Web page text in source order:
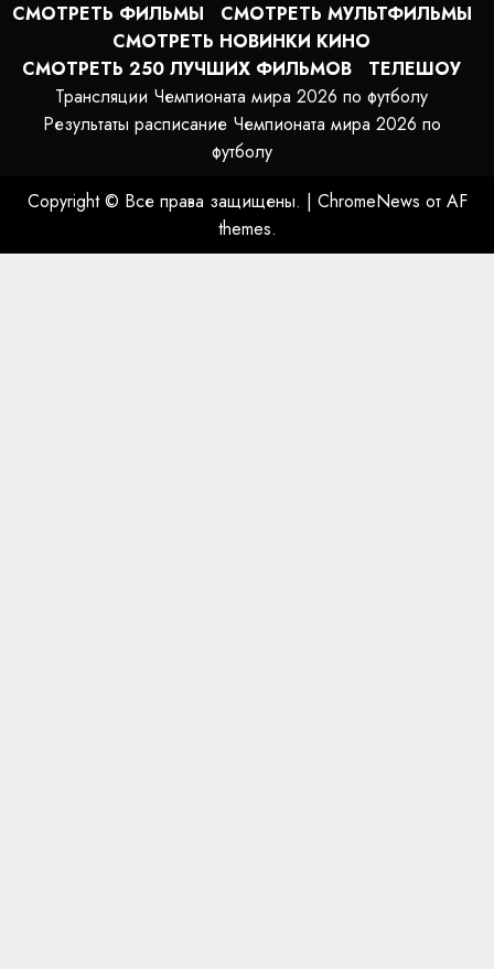
СМОТРЕТЬ ФИЛЬМЫ
СМОТРЕТЬ МУЛЬТФИЛЬМЫ
СМОТРЕТЬ НОВИНКИ КИНО
СМОТРЕТЬ 250 ЛУЧШИХ ФИЛЬМОВ
ТЕЛЕШОУ
Трансляции Чемпионата мира 2026 по футболу
Результаты расписание Чемпионата мира 2026 по
футболу
Copyright © Все права защищены. | ChromeNews от AF
themes.